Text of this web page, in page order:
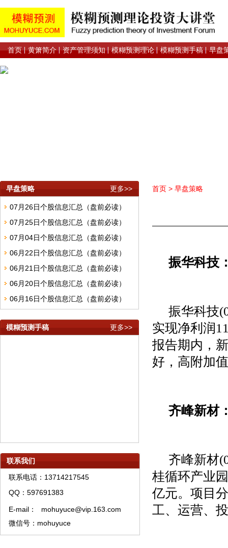
首页 黄箫简介 资产管理须知 模糊预测理论 模糊预测手稿 早盘
早盘策略 更多>>
07月26日个股信息汇总（盘前必读）
07月25日个股信息汇总（盘前必读）
07月04日个股信息汇总（盘前必读）
06月22日个股信息汇总（盘前必读）
06月21日个股信息汇总（盘前必读）
06月20日个股信息汇总（盘前必读）
06月16日个股信息汇总（盘前必读）
模糊预测手稿 更多>>
模糊预测APP隐私说明
模糊预测理论APP软件订购须知
模糊预测理论短线快频手稿
模糊预测系统中线股票精选
模糊预测理论特训须知
模糊预测系统培训教材购买须知
联系我们
联系电话：13714217545
QQ：597691383
E-mail：
mohuyuce@vip.163.com
微信号：mohuyuce
首页 > 早盘策略
振华科技
振华科技
实现净利润
报告期内，
好，高附加
齐峰新材
齐峰新材
桂循环产业
亿元。项目
工、运营、